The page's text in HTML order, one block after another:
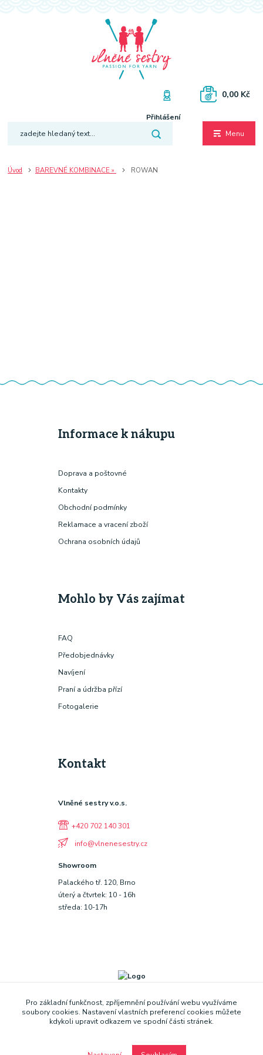
Menu
Přihlášení
0,00 Kč
Úvod BAREVNÉ KOMBINACE » ROWAN
Informace k nákupu
Doprava a poštovné
Kontakty
Obchodní podmínky
Reklamace a vracení zboží
Ochrana osobních údajů
Mohlo by Vás zajímat
FAQ
Předobjednávky
Navíjení
Praní a údržba přízí
Fotogalerie
Kontakt
Vlněné sestry v.o.s.
+420 702 140 301
info@vlnenesestry.cz
Showroom
Palackého tř. 120, Brno
úterý a čtvrtek: 10 - 16h
středa: 10-17h
Pro základní funkčnost, zpříjemnění používání webu využíváme
soubory cookies. Nastavení vlastních preferencí cookies můžete
kdykoli upravit odkazem ve spodní části stránek.